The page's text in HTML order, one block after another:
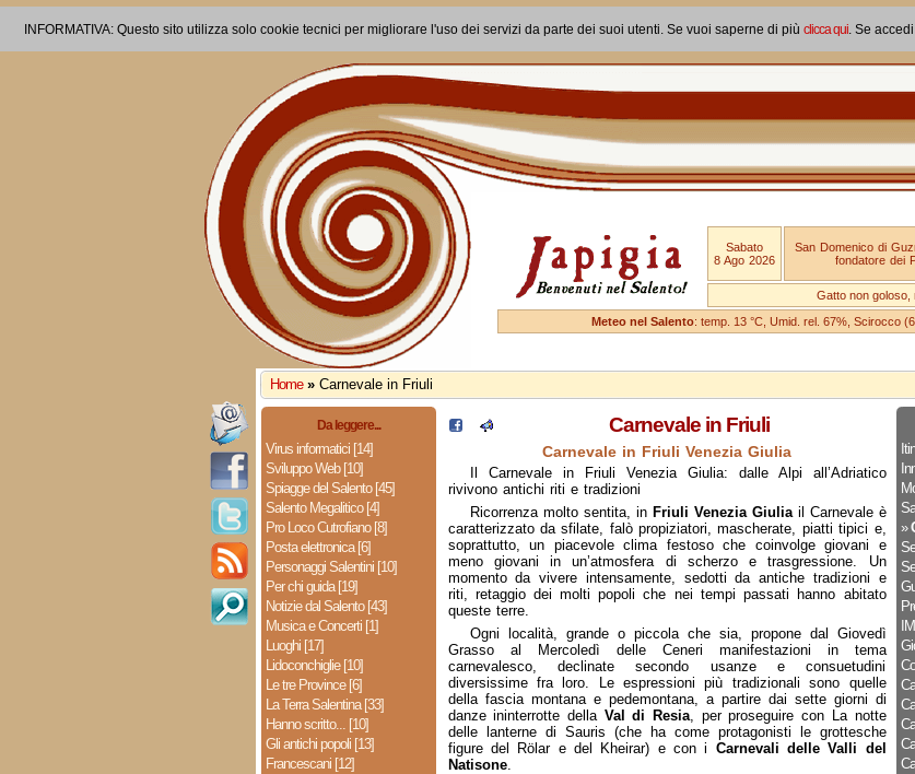
INFORMATIVA: Questo sito utilizza solo cookie tecnici per migliorare l'uso dei servizi da parte dei suoi utenti. Se vuoi saperne di più clicca qui. Se
Sabato
8 Ago 2026
San Domenico di
fondatore dei
Gatto non goloso,
Meteo nel Salento: temp. 13 °C, Umid. rel. 67%, Scirocco
Home » Carnevale in Friuli
Da leggere...
Virus informatici [14]
Sviluppo Web [10]
Spiagge del Salento [45]
Salento Megalitico [4]
Pro Loco Cutrofiano [8]
Posta elettronica [6]
Personaggi Salentini [10]
Per chi guida [19]
Notizie dal Salento [43]
Musica e Concerti [1]
Luoghi [17]
Lidoconchiglie [10]
Le tre Province [6]
La Terra Salentina [33]
Hanno scritto... [10]
Gli antichi popoli [13]
Francescani [12]
»
Carnevale in Friuli
Carnevale in Friuli Venezia Giulia
Il Carnevale in Friuli Venezia Giulia: dalle Alpi all’Adriatico
rivivono antichi riti e tradizioni
Ricorrenza molto sentita, in Friuli Venezia Giuliail Carnevale è
caratterizzato da sfilate, falò propiziatori, mascherate, piatti tipici e,
soprattutto, un piacevole clima festoso che coinvolge giovani e
meno giovani in un’atmosfera di scherzo e trasgressione. Un
momento da vivere intensamente, sedotti da antiche tradizioni e
riti, retaggio dei molti popoli che nei tempi passati hanno abitato
queste terre.
Ogni località, grande o piccola che sia, propone dal Giovedì
Grasso al Mercoledì delle Ceneri manifestazioni in tema
carnevalesco, declinate secondo usanze e consuetudini
diversissime fra loro. Le espressioni più tradizionali sono quelle
della fascia montana e pedemontana, a partire dai sette giorni di
danze ininterrotte della Val di Resia, per proseguire con La notte
delle lanterne di Sauris (che ha come protagonisti le grottesche
figure del Rölar e del Kheirar) e con i Carnevali delle Valli del
Natisone.